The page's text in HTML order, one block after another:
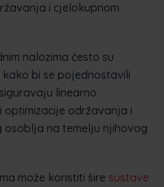
i cjelokupnom
nalozima često su
kako bi se pojednostavili
linearno
održavanja i
na temelju njihovog
može koristiti šire sustave